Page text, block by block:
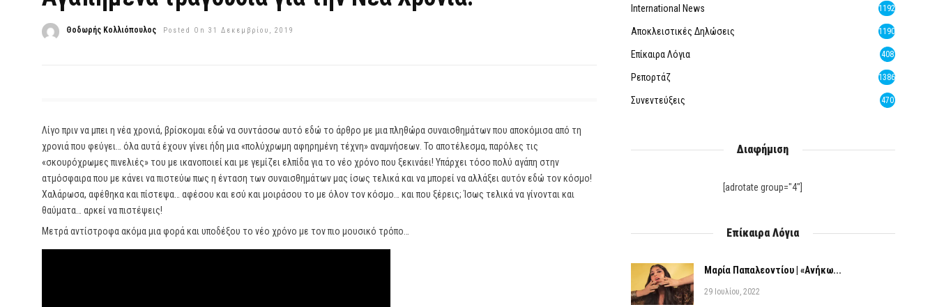
Θοδωρής Κολλιόπουλος Posted On 31 Δεκεμβρίου, 2019
Λίγο πριν να μπει η νέα χρονιά, βρίσκομαι εδώ να συντάσσω αυτό εδώ το άρθρο με μια πληθώρα συναισθημάτων που αποκόμισα από τη
χρονιά που φεύγει… όλα αυτά έχουν γίνει ήδη μια «πολύχρωμη αφηρημένη τέχνη» αναμνήσεων. Το αποτέλεσμα, παρόλες τις
«σκουρόχρωμες πινελιές» του με ικανοποιεί και με γεμίζει ελπίδα για το νέο χρόνο που ξεκινάει! Υπάρχει τόσο πολύ αγάπη στην
ατμόσφαιρα που με κάνει να πιστεύω πως η ένταση των συναισθημάτων μας ίσως τελικά και να μπορεί να αλλάξει αυτόν εδώ τον κόσμο!
Χαλάρωσα, αφέθηκα και πίστεψα… αφέσου και εσύ και μοιράσου το με όλον τον κόσμο… και που ξέρεις; Ίσως τελικά να γίνονται και
θαύματα… αρκεί να πιστέψεις!
Μετρά αντίστροφα ακόμα μια φορά και υποδέξου το νέο χρόνο με τον πιο μουσικό τρόπο…
International News 1192
Αποκλειστικές Δηλώσεις 1190
Επίκαιρα Λόγια 408
Ρεπορτάζ 1386
Συνεντεύξεις 470
Διαφήμιση
[adrotate group="4"]
Επίκαιρα Λόγια
Μαρία Παπαλεοντίου | «Ανήκω...
29 Ιουλίου, 2022